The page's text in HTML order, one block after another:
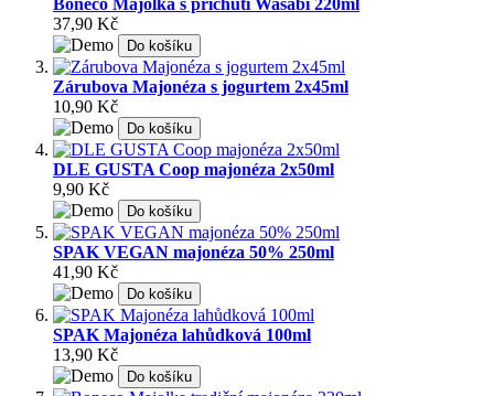
37,90 Kč
Do košíku
Zárubova Majonéza s jogurtem 2x45ml
10,90 Kč
Do košíku
DLE GUSTA Coop majonéza 2x50ml
9,90 Kč
Do košíku
SPAK VEGAN majonéza 50% 250ml
41,90 Kč
Do košíku
SPAK Majonéza lahůdková 100ml
13,90 Kč
Do košíku